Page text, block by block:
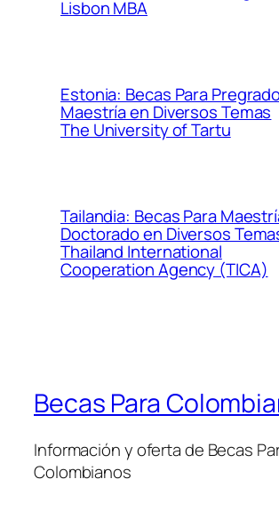
Lisbon MBA
Estonia: Becas Para
Maestría en Diversos Temas
The University of Tartu
Tailandia: Becas Para
Doctorado en Diversos
Thailand International
Cooperation Agency (TICA)
Becas Para
Información y oferta de Becas
Colombianos